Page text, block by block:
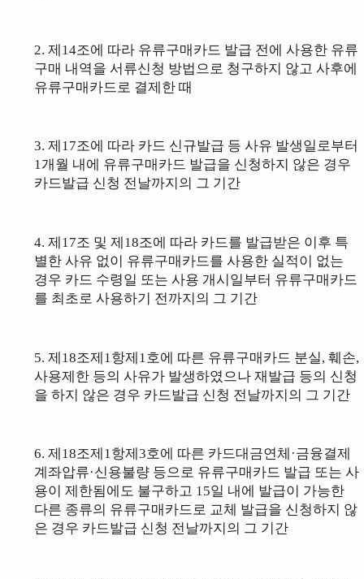
2. 제14조에 따라 유류구매카드 발급 전에 사용한 유류
구매 내역을 서류신청 방법으로 청구하지 않고 사후에
유류구매카드로 결제한 때
3. 제17조에 따라 카드 신규발급 등 사유 발생일로부터
1개월 내에 유류구매카드 발급을 신청하지 않은 경우
카드발급 신청 전날까지의 그 기간
4. 제17조 및 제18조에 따라 카드를 발급받은 이후 특
별한 사유 없이 유류구매 카드를 사용한 실적이 없는
경우 카드 수령일 또는 사용 개시일부터 유류구매카드
를 최초로 사용하기 전까지의 그 기간
5. 제18조제1항제1호에 따른 유류구매카드 분실, 훼손,
사용제한 등의 사유가 발생하였으나 재발급 등의 신청
을 하지 않은 경우 카드발급 신청 전날까지 의 그 기간
6. 제18조제1항제3호에 따른 카드대금연체·금융결제
계좌압류·신용불량 등으로 유류구매카드 발급 또는 사
용이 제한됨에도 불구하고 15일 내에 발급이 가능한
다른 종류의 유류구매카드로 교체 발급을 신청하지 않
은 경우 카드발급 신청 전날까지의 그 기간